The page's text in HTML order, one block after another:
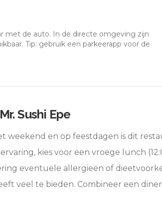
met de auto. In de directe omgeving zijn
Tip: gebruik een parkeerapp voor de
Mr. Sushi Epe
weekend en op feestdagen is dit
kies voor een vroege lunch
eventuele allergieën of
veel te bieden. Combineer een